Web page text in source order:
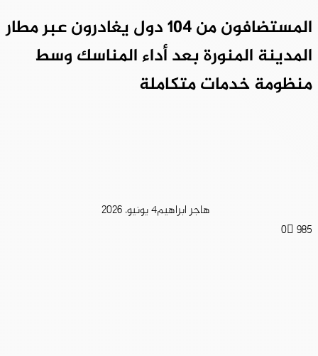
المستضافون من 104 دول يغادرون عبر مطار
المدينة المنورة بعد أداء المناسك وسط
منظومة خدمات متكاملة
هاجر ابراهيم4 يونيو، 2026
0 985